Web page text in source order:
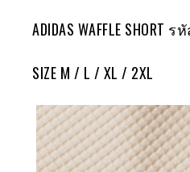
ADIDAS WAFFLE
SIZE M / L / XL / 2XL